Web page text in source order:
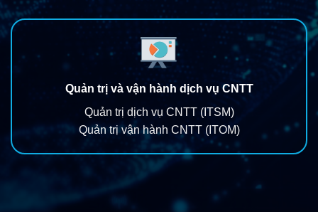
Quản trị và vận hành dịch vụ CNTT
Quản trị dịch vụ CNTT (ITSM)
Quản trị vận hành CNTT (ITOM)